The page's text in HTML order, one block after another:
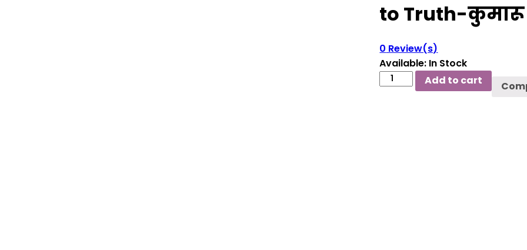
to Truth-
0 Review(s)
Available: In Stock
परम्पराओं
Add to cart